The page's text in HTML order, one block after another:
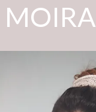
MOIRA